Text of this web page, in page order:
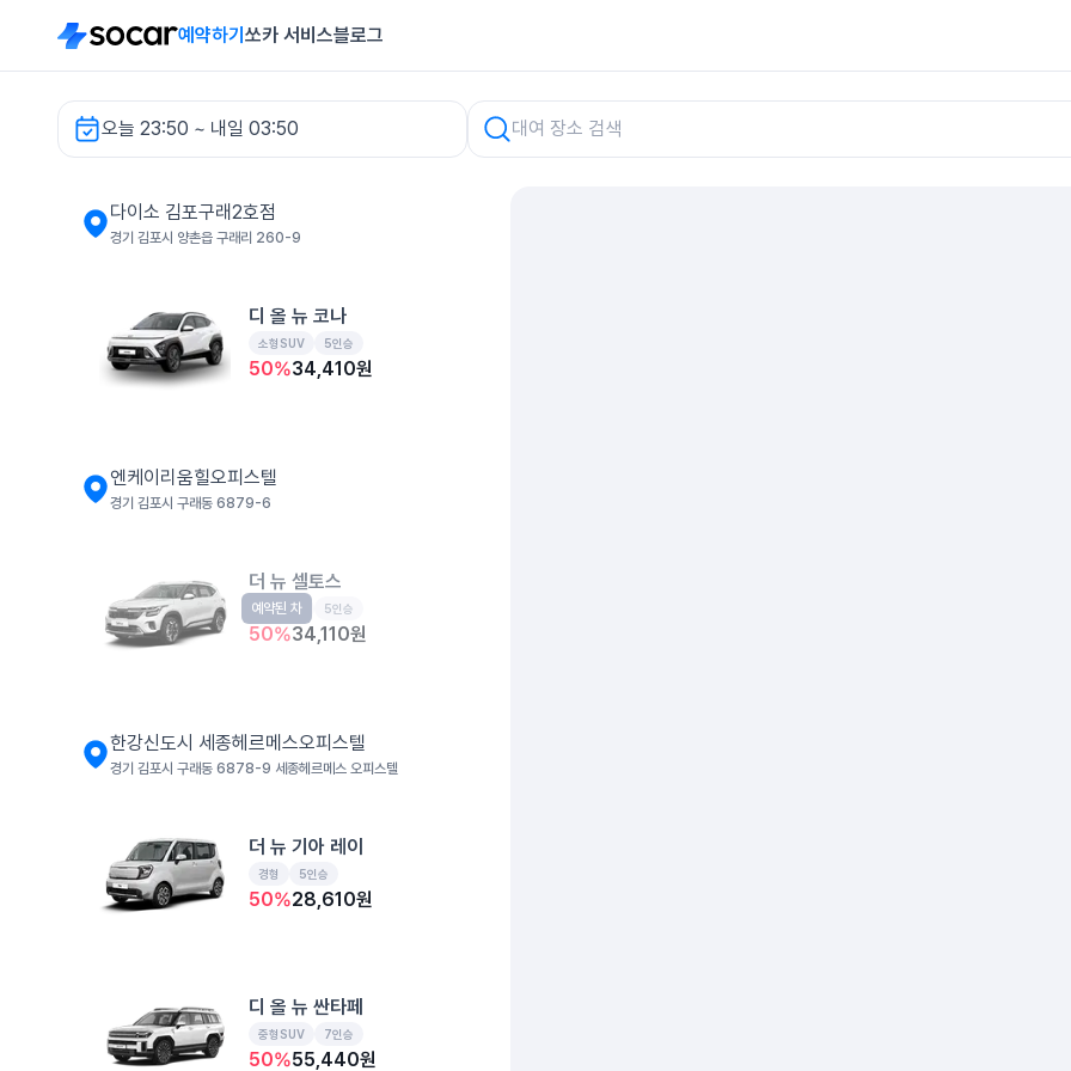
예약하기 쏘카 서비스블로그
오늘 23:50 ~ 내일 03:50
다이소 김포구래2호점 렌터카
다이소 김포구래2호점
경기 김포시 양촌읍 구래리 260-9
디 올 뉴 코나
소형SUV 5인승
50%34,410원
엔케이리움힐오피스텔
경기 김포시 구래동 6879-6
더 뉴 셀토스
소형SUV 5인승
50%34,110원
예약된 차
한강신도시 세종헤르메스오피스텔
경기 김포시 구래동 6878-9 세종헤르메스 오피스텔
더 뉴 기아 레이
경형 5인승
50%28,610원
디 올 뉴 싼타페
중형SUV 7인승
50%55,440원